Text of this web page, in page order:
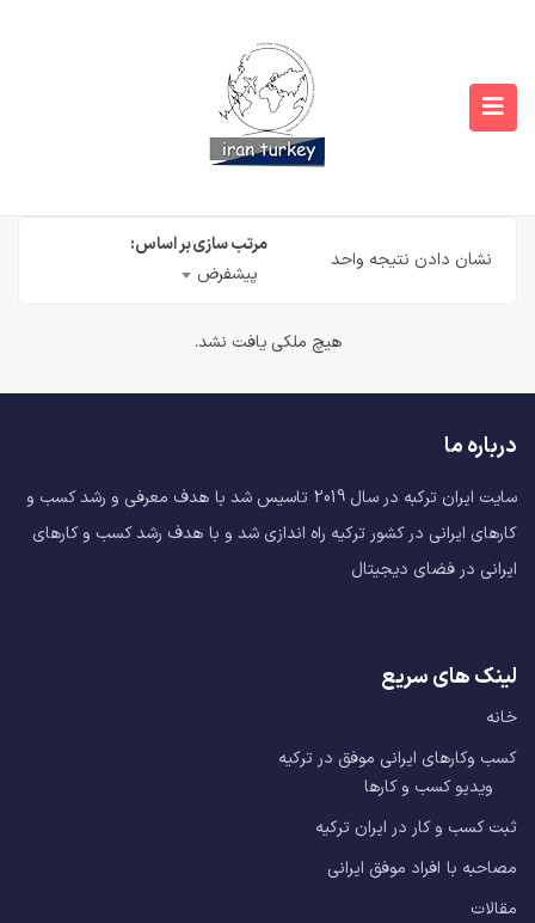
نشان دادن نتیجه واحد
مرتب سازی بر اساس:
پیشفرض
هیچ ملکی یافت نشد.
درباره ما
سایت ایران ترکبه در سال 2019 تاسیس شد با هدف معرفی و رشد کسب و
کارهای ایرانی در کشور ترکیه راه اندازی شد و با هدف رشد کسب و کارهای
ایرانی در فضای دیجیتال
لینک های سریع
خانه
کسب وکارهای ایرانی موفق در ترکیه
ویدیو کسب و کارها
ثبت کسب و کار در ایران ترکیه
مصاحبه با افراد موفق ایرانی
مقالات